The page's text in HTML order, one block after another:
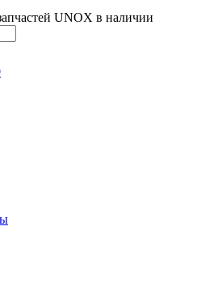
UNOX в наличии